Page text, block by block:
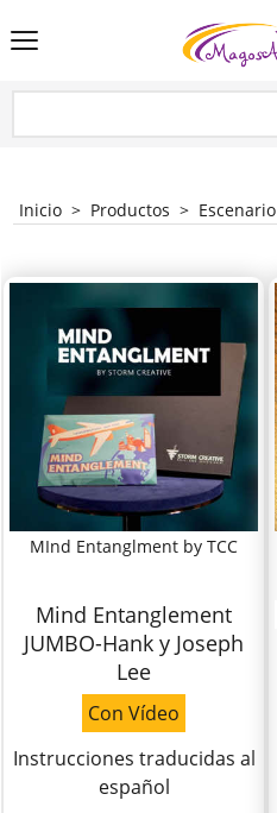
Inicio > Productos > Escenario
MInd Entanglment by TCC
Mind Entanglement
JUMBO-Hank y Joseph
Lee
Con Vídeo
Instrucciones traducidas al
español